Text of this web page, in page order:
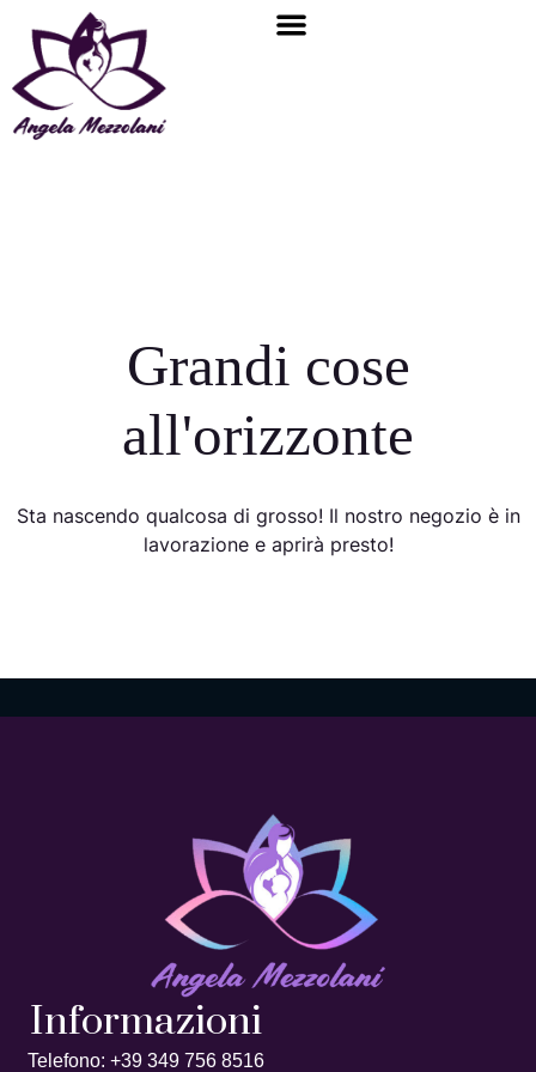
Grandi cose
all'orizzonte
Sta nascendo qualcosa di grosso! Il nostro negozio è in
lavorazione e aprirà presto!
Informazioni
Telefono: +39 349 756 8516